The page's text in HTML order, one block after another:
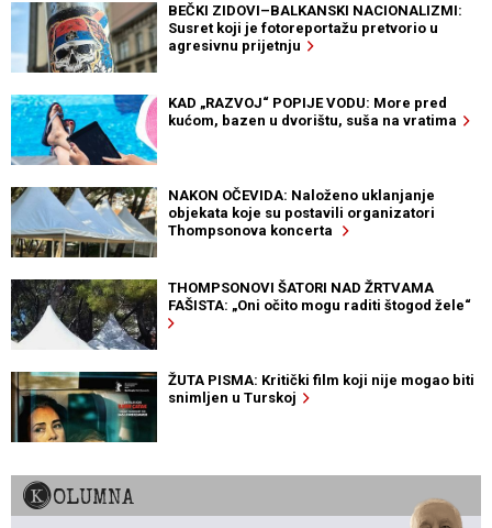
BEČKI ZIDOVI–BALKANSKI NACIONALIZMI:
Susret koji je fotoreportažu pretvorio u
agresivnu prijetnju
KAD „RAZVOJ“ POPIJE VODU: More pred
kućom, bazen u dvorištu, suša na vratima
NAKON OČEVIDA: Naloženo uklanjanje
objekata koje su postavili organizatori
Thompsonova koncerta
THOMPSONOVI ŠATORI NAD ŽRTVAMA
FAŠISTA: „Oni očito mogu raditi štogod žele“
ŽUTA PISMA: Kritički film koji nije mogao biti
snimljen u Turskoj
KOLUMNA